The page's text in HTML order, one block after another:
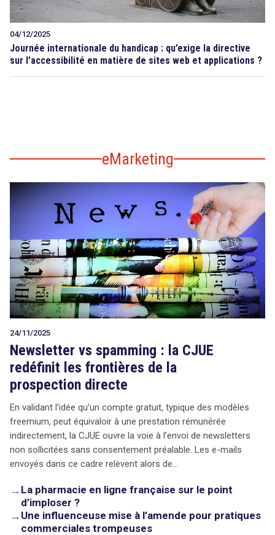
04/12/2025
Journée internationale du handicap : qu’exige la directive
sur l’accessibilité en matière de sites web et applications ?
eMarketing
24/11/2025
Newsletter vs spamming : la CJUE
redéfinit les frontières de la
prospection directe
En validant l’idée qu’un compte gratuit, typique des modèles
freemium, peut équivaloir à une prestation rémunérée
indirectement, la CJUE ouvre la voie à l’envoi de newsletters
non sollicitées sans consentement préalable. Les e-mails
envoyés dans ce cadre relèvent alors de…
→ La pharmacie en ligne française sur le point
d’imploser ?
→ Une influenceuse mise à l’amende pour pratiques
commerciales trompeuses